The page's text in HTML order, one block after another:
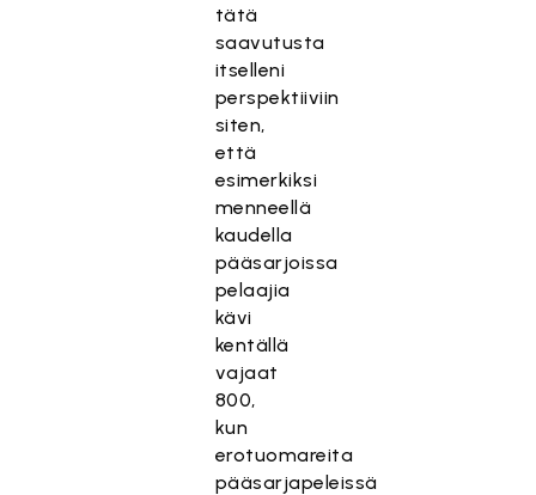
tätä
saavutusta
itselleni
perspektiiviin
siten,
että
esimerkiksi
menneellä
kaudella
pääsarjoissa
pelaajia
kävi
kentällä
vajaat
800,
kun
erotuomareita
pääsarjapeleissä